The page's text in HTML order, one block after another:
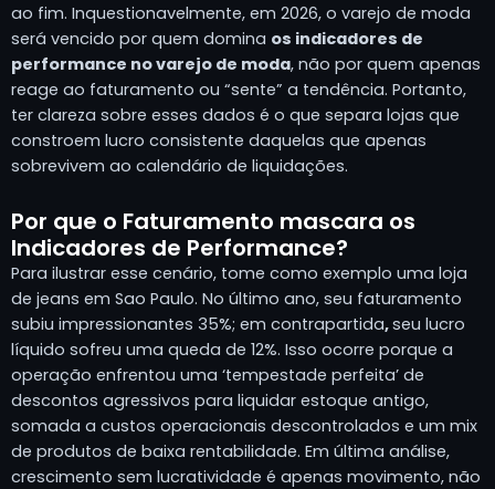
ao fim. Inquestionavelmente, em 2026, o varejo de moda
será vencido por quem domina os indicadores de
performance no varejo de moda, não por quem apenas
reage ao faturamento ou “sente” a tendência. Portanto,
ter clareza sobre esses dados é o que separa lojas que
constroem lucro consistente daquelas que apenas
sobrevivem ao calendário de liquidações.
Por que o Faturamento mascara os
Indicadores de Performance?
Para ilustrar esse cenário, tome como exemplo uma loja
de jeans em Sao Paulo. No último ano, seu faturamento
subiu impressionantes 35%; em contrapartida,seu lucro
líquido sofreu uma queda de 12%. Isso ocorre porque a
operação enfrentou uma ‘tempestade perfeita’ de
descontos agressivos para liquidar estoque antigo,
somada a custos operacionais descontrolados e um mix
de produtos de baixa rentabilidade. Em última análise,
crescimento sem lucratividade é apenas movimento, não